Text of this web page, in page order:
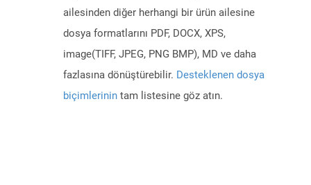
ailesinden diğer herhangi bir ürün ailesine
dosya formatlarını PDF, DOCX, XPS,
image(TIFF, JPEG, PNG BMP), MD ve daha
fazlasına dönüştürebilir. Desteklenen dosya
biçimlerinin tam listesine göz atın.